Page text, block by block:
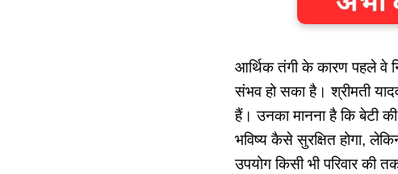
आर्थिक तंगी के कारण पहले वे
संभव हो सका है। श्रीमती
हैं। उनका मानना है कि बेटी
भविष्य कैसे सुरक्षित होगा,
उपयोग किसी भी परिवार की